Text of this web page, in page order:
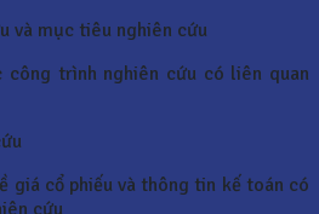
và mục tiêu nghiên cứu
công trình nghiên cứu có liên quan
giá cổ phiếu và thông tin kế toán có
cứu